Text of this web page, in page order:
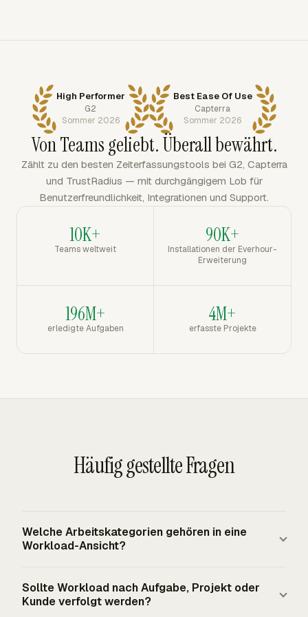
High Performer
G2
Sommer 2026
Best Ease Of Use
Capterra
Sommer 2026
Von Teams geliebt. Überall bewährt.
Zählt zu den besten Zeiterfassungstools bei G2, Capterra
und TrustRadius — mit durchgängigem Lob für
Benutzerfreundlichkeit, Integrationen und Support.
10K+
Teams weltweit
90K+
Installationen der Everhour-
Erweiterung
196M+
erledigte Aufgaben
4M+
erfasste Projekte
Häufig gestellte Fragen
Welche Arbeitskategorien gehören in eine
Workload-Ansicht?
Kunde, Aufgabe, Datum, geleistete Stunden und
abrechenbaren Status. Teams, die Kapazität verwalten,
Sollte Workload nach Aufgabe, Projekt oder
Kunde verfolgt werden?